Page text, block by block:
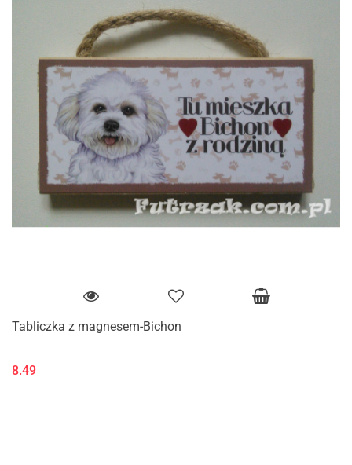
Tabliczka z magnesem-Bichon
8.49